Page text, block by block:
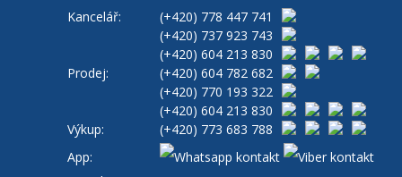
Kancelář: (+420) 778 447 741
(+420) 737 923 743
(+420) 604 213 830
Prodej:
(+420) 604 782 682
(+420) 770 193 322
(+420) 604 213 830
Výkup:
(+420) 773 683 788
App: